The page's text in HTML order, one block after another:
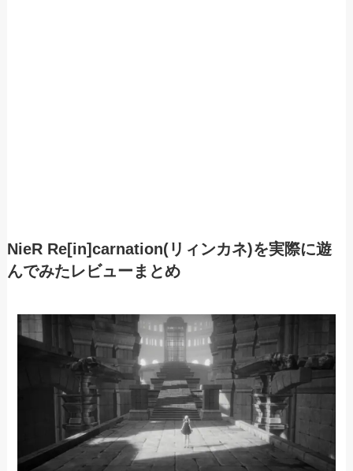
NieR Re[in]carnation(リィンカネ)を実際に遊
んでみたレビューまとめ